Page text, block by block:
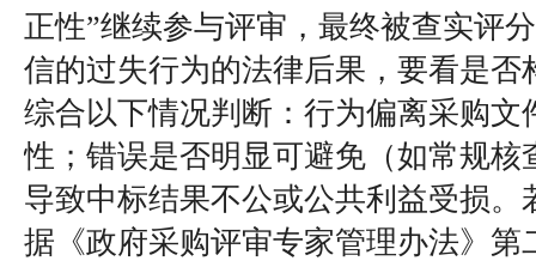
正性”继续参与评审，最终被查实评
信的过失行为的法律后果，要看是否
综合以下情况判断：行为偏离采购文
性；错误是否明显可避免（如常规核
导致中标结果不公或公共利益受损。
据《政府采购评审专家管理办法》第